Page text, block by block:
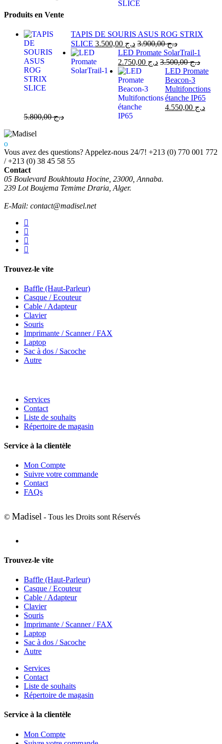
Produits en Vente
TAPIS DE SOURIS ASUS ROG STRIX
SLICE
د.ج د.ج3.900,00
LED Promate SolarTrail-1
د.ج
د.ج3.500,00
LED Promate
Beacon-3
Multifonctions
étanche IP65
د.ج
د.ج5.800,00
Vous avez des questions? Appelez-nous 24/7! +213 (0) 770 001 772
/ +213 (0) 38 45 58 55
Contact
05 Boulevard Boukhtouta Hocine, 23000, Annaba.
239 Lot Boujema Temime Draria, Alger.
E-Mail: contact@madisel.net
Trouvez-le vite
Baffle (Haut-Parleur)
Casque / Ecouteur
Cable / Adapteur
Clavier
Souris
Imprimante / Scanner / FAX
Laptop
Sac à dos / Sacoche
Autre
Services
Contact
Liste de souhaits
Répertoire de magasin
Service à la clientèle
Mon Compte
Suivre votre commande
Contact
FAQs
© Madisel - Tous les Droits sont Réservés
Trouvez-le vite
Baffle (Haut-Parleur)
Casque / Ecouteur
Cable / Adapteur
Clavier
Souris
Imprimante / Scanner / FAX
Laptop
Sac à dos / Sacoche
Autre
Services
Contact
Liste de souhaits
Répertoire de magasin
Service à la clientèle
Mon Compte